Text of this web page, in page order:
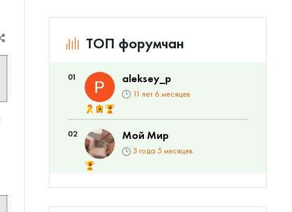
ТОП форумчан
01 aleksey_p
11 лет 6 месяцев
02 Мой Мир
3 года 5 месяцев